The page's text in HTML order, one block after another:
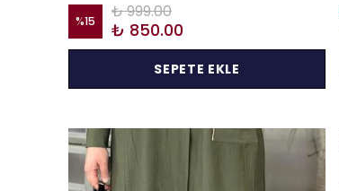
%15 ₺ 999.00
₺ 850.00
SEPETE EKLE